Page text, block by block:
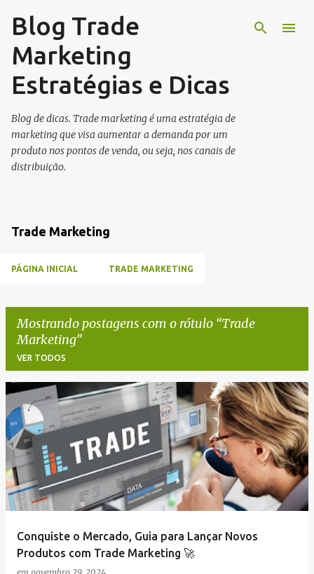
Pular para o conteúdo principal
Blog Trade
Marketing
Estratégias e Dicas
Blog de dicas. Trade marketing é uma estratégia de
marketing que visa aumentar a demanda por um
produto nos pontos de venda, ou seja, nos canais de
distribuição.
Trade Marketing
PÁGINA INICIAL TRADE MARKETING
Mostrando postagens com o rótulo Trade
Marketing
VER TODOS
o
s
t
a
g
Conquiste o Mercado, Guia para Lançar Novos
Produtos com Trade Marketing 🚀